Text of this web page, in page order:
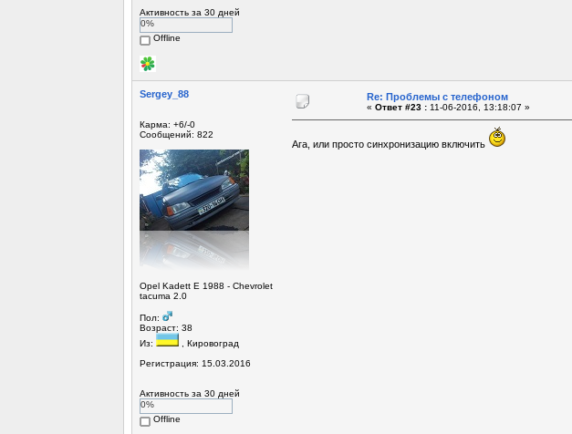
Активность за 30 дней
0%
Offline
Sergey_88
Карма: +6/-0
Сообщений: 822
Opel Kadett E 1988 - Chevrolet
tacuma 2.0
Пол:
Возраст: 38
Из:
, Кировоград
Регистрация: 15.03.2016
Активность за 30 дней
0%
Offline
Re: Проблемы с телефоном
« Ответ #23 :11-06-2016, 13:18:07 »
Ага, или просто синхронизацию включить